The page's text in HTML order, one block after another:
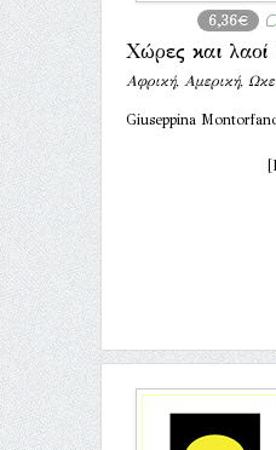
6,36€
Χώρες και λαοί
Αφρική, Αμερική,
Giuseppina